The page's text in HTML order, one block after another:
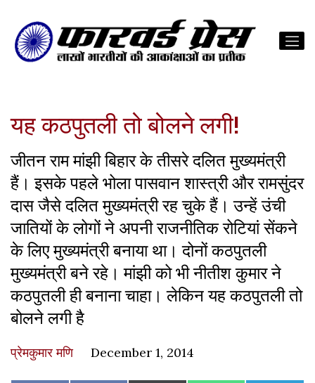
यह कठपुतली तो बोलने लगी!
जीतन राम मांझी बिहार के तीसरे दलित मुख्यमंत्री
हैं। इसके पहले भोला पासवान शास्त्री और रामसुंदर
दास जैसे दलित मुख्यमंत्री रह चुके हैं। उन्हें उंची
जातियों के लोगों ने अपनी राजनीतिक रोटियां सेंकने
के लिए मुख्यमंत्री बनाया था। दोनों कठपुतली
मुख्यमंत्री बने रहे। मांझी को भी नीतीश कुमार ने
कठपुतली ही बनाना चाहा। लेकिन यह कठपुतली तो
बोलने लगी है
प्रेमकुमार मणि December 1, 2014